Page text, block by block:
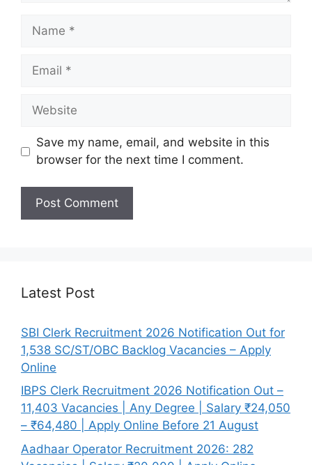
Name
Email
Website
Save my name, email, and website in this
browser for the next time I comment.
Latest Post
SBI Clerk Recruitment 2026 Notification Out for
1,538 SC/ST/OBC Backlog Vacancies – Apply
Online
IBPS Clerk Recruitment 2026 Notification Out –
11,403 Vacancies | Any Degree | Salary ₹24,050
– ₹64,480 | Apply Online Before 21 August
Aadhaar Operator Recruitment 2026: 282